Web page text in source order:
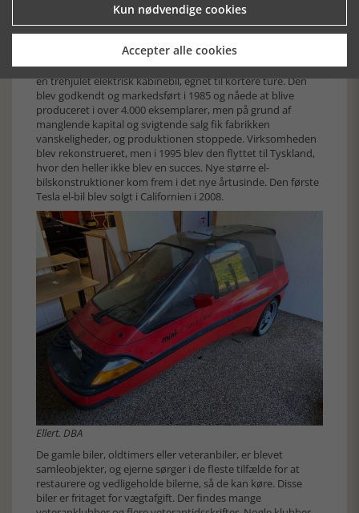
Danmark var præget af importerede biler; 100 %, når det
gjaldt personbiler, men i 1980-erne begyndte man at
eksperimentere med el-biler i Europa. Også i Danmark blev
bygget forskellige små eldrevne personbiler, men kun
Volmer Jensens Ellert fra Randers blev til noget. Ellerten var
en trehjulet elektrisk kabinebil, egnet til kortere ture. Den
blev godkendt og markedsført i 1985 og nåede at blive
produceret i over 4.000 eksemplarer, men på grund af
manglende kapital og svigtende salg fik fabrikken
vanskeligheder, og produktionen stoppede. Virksomheden
blev rekonstrueret, men i 1995 blev den flyttet til Tyskland,
hvor den heller ikke blev en succes. Nye større el-
bilskonstruktioner kom frem i det nye årtusinde. Den første
Tesla el-bil blev solgt i Californien i 2008.
Ellert. DBA
De gamle biler, oldtimers eller veteranbiler, er blevet
samleobjekter, og ejerne sørger i de fleste tilfælde for at
restaurere og vedligeholde bilerne, så de kan køre. Disse
biler er fritaget for vægtafgift. Der findes mange
Kun nødvendige cookies
Accepter alle cookies